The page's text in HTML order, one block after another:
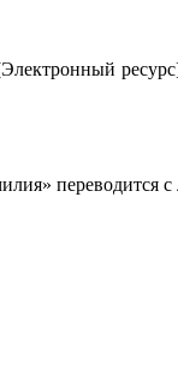
переводится с